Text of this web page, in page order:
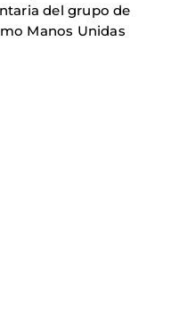
del grupo de
Manos Unidas